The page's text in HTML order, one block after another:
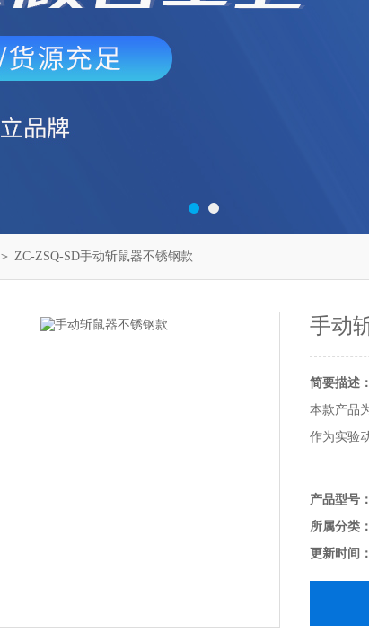
＞ ZC-ZSQ-SD手动斩鼠器不锈钢款
手动
简要描述：
本款产品
作为实验
产品型号：
所属分类：
更新时间：